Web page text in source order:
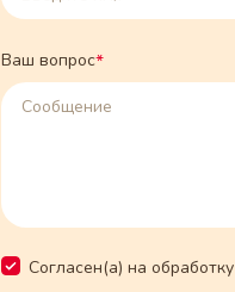
Ваш вопрос*
Согласен(а) на обработку